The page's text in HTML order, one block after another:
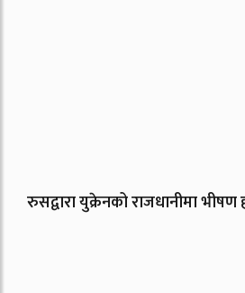
रुसद्वारा युक्रेनको राजधानीमा